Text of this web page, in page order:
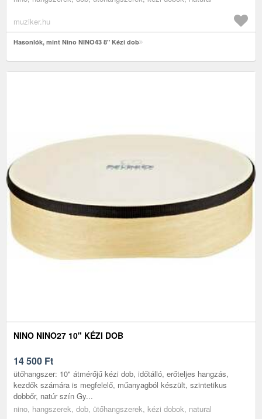
muziker.hu
Hasonlók, mint Nino NINO43 8" Kézi dob
NINO NINO27 10" KÉZI DOB
14 500 Ft
ütőhangszer: 10" átmérőjű kézi dob, időtálló, erőteljes hangzás,
kezdők számára is megfelelő, műanyagból készült, szintetikus
dobbőr, natúr szín Gy...
nino, hangszerek, dob, ütőhangszerek, kézi dobok, natural